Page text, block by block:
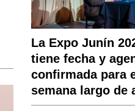
La Expo Junín
tiene fecha y
confirmada para
semana largo de